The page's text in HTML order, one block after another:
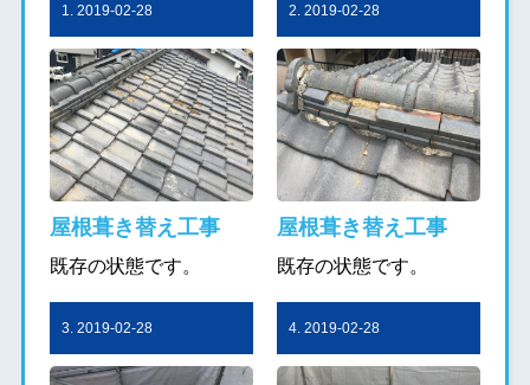
1. 2019-02-28
屋根葺き替え工事
既存の状態です。
2. 2019-02-28
屋根葺き替え工事
既存の状態です。
3. 2019-02-28 4. 2019-02-28